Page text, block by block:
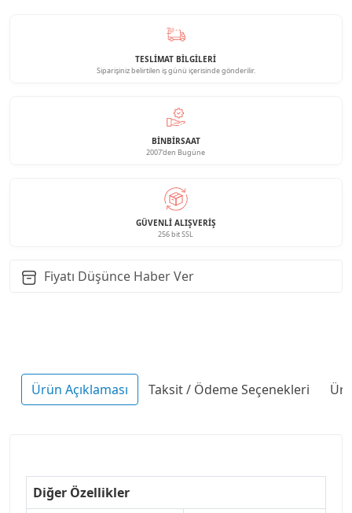
TESLİMAT BİLGİLERİ
Siparişiniz belirtilen iş günü içerisinde gönderilir.
BINBIRSAAT
2007'den Bugüne
GÜVENLI ALIŞVERIŞ
256 bit SSL
Fiyatı Düşünce Haber Ver
Ürün Açıklaması Taksit / Ödeme Seçenekleri
Diğer Özellikler